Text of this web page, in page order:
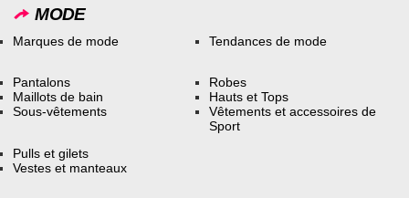
MODE
Marques de mode Tendances de mode
Pantalons
Maillots de bain
Sous-vêtements
Robes
Hauts et Tops
Vêtements et accessoires de
Sport
Pulls et gilets
Vestes et manteaux